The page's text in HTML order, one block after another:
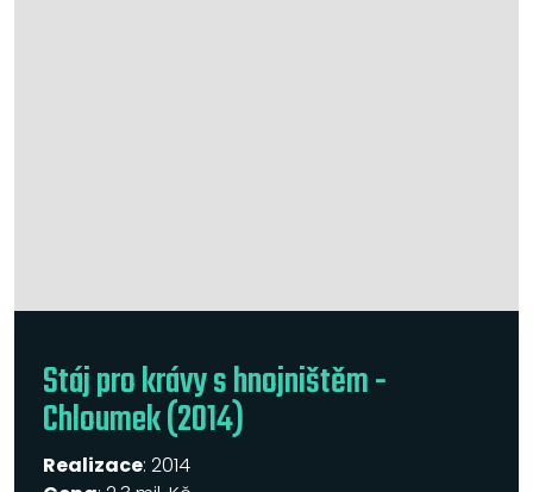
Stáj pro krávy s hnojništěm -
Chloumek (2014)
Realizace: 2014